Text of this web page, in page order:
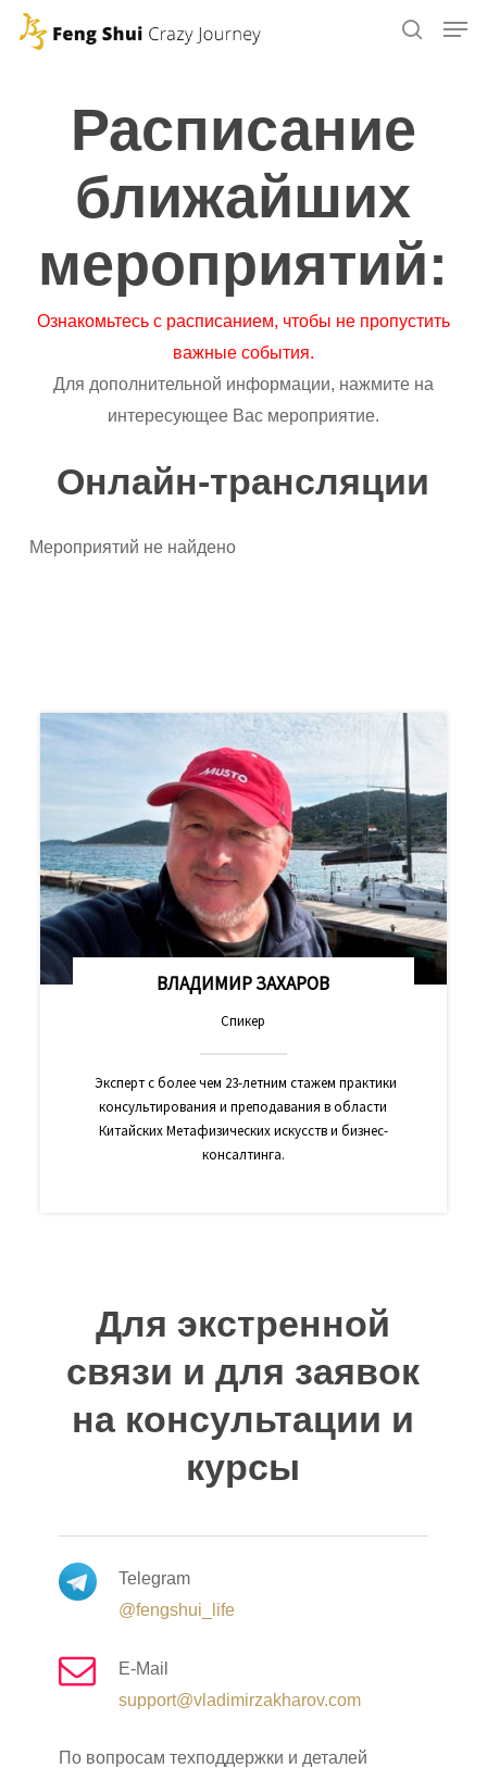
Skip
Расписание
ближайших
мероприятий:
Ознакомьтесь с расписанием, чтобы не пропустить
важные события.
Для дополнительной информации, нажмите на
интересующее Вас мероприятие.
Онлайн-трансляции
Мероприятий не найдено
ВЛАДИМИР ЗАХАРОВ
Спикер
Эксперт с более чем 23-летним стажем практики
консультирования и преподавания в области
Китайских Метафизических искусств и бизнес-
консалтинга.
Для экстренной
связи и для заявок
на консультации и
курсы
Telegram
@fengshui_life
E-Mail
support@vladimirzakharov.com
По вопросам техподдержки и деталей